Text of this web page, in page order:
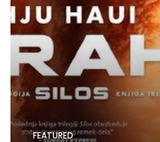
FEATURED